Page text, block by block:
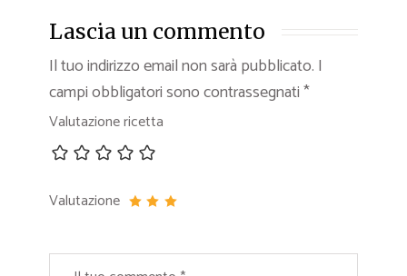
Lascia un commento
Il tuo indirizzo email non sarà pubblicato. I
campi obbligatori sono contrassegnati*
Valutazione ricetta
Valutazione